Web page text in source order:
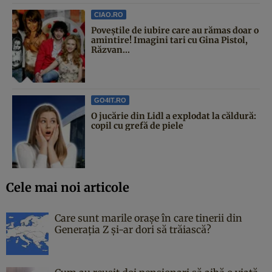
CIAO.RO
Poveştile de iubire care au rămas doar o
amintire! Imagini tari cu Gina Pistol,
Răzvan...
GO4IT.RO
O jucărie din Lidl a explodat la căldură:
copil cu grefă de piele
Cele mai noi articole
Care sunt marile orașe în care tinerii din
Generația Z și-ar dori să trăiască?